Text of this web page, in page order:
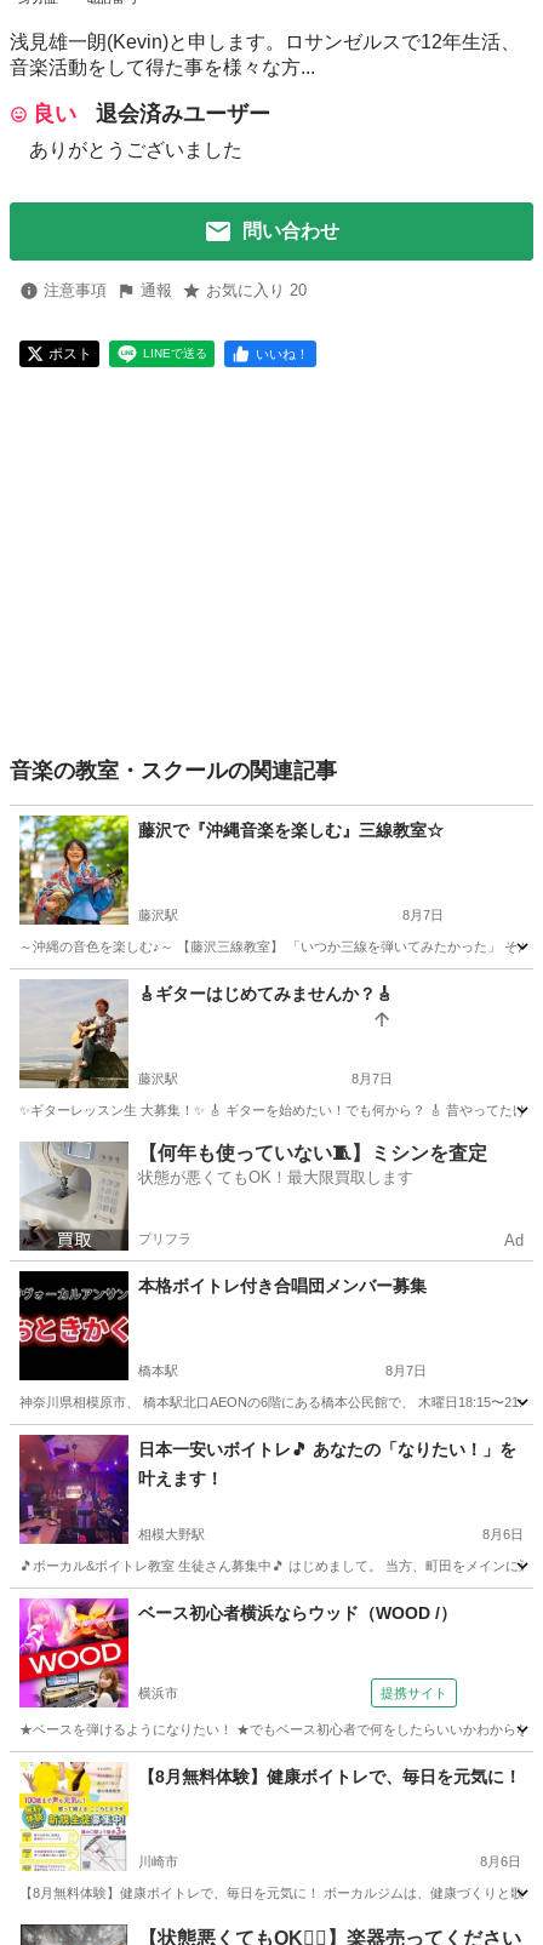
浅見雄一朗(Kevin)と申します。ロサンゼルスで12年生活、
音楽活動をして得た事を様々な方...
良い 退会済みユーザー
ありがとうございました
問い合わせ
注意事項 通報 お気に入り 20
ポスト LINEで送る いいね！
音楽の教室・スクールの関連記事
藤沢で『沖縄音楽を楽しむ』三線教室☆
藤沢駅 8月7日
～沖縄の音色を楽しむ♪～ 【藤沢三線教室】 「いつか三線を弾いてみたかった」 そ
神奈川 藤沢市 藤沢駅 その他 三線
🎸ギターはじめてみませんか？🎸
藤沢駅 8月7日
✨ギターレッスン生 大募集！✨ 🎸 ギターを始めたい！でも何から？ 🎸 昔やってた
神奈川 藤沢市 藤沢駅 ギター レッスン
【何年も使っていない🧵】ミシンを査定
状態が悪くてもOK！最大限買取します
プリフラ Ad
本格ボイトレ付き合唱団メンバー募集
橋本駅 8月7日
神奈川県相模原市、 橋本駅北口AEONの6階にある橋本公民館で、 木曜日18:15〜
神奈川 相模原市 橋本駅 ボーカル 合唱団
日本一安いボイトレ🎵 あなたの「なりたい！」を
叶えます！
相模大野駅 8月6日
🎵ボーカル&ボイトレ教室 生徒さん募集中🎵 はじめまして。 当方、町田をメインに
神奈川 相模原市 相模大野駅 ボーカル レッスン
ベース初心者横浜ならウッド（WOOD /）
横浜市 提携サイト
★ベースを弾けるようになりたい！ ★でもベース初心者で何をしたらいいかわから
神奈川 横浜市 ベース
【8月無料体験】健康ボイトレで、毎日を元気に！
川崎市 8月6日
【8月無料体験】健康ボイトレで、毎日を元気に！ ボーカルジムは、健康づくりと
神奈川 川崎市 ボーカル
【状態悪くてもOK🙆‍♀️】楽器売ってください